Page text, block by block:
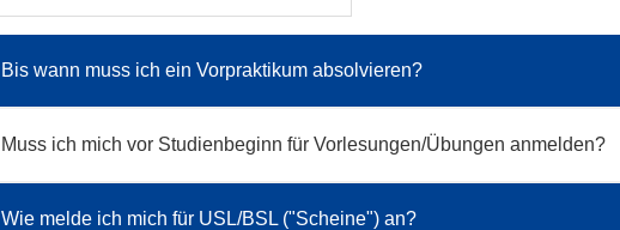
Bis wann muss ich ein Vorpraktikum absolvieren?
Muss ich mich vor Studienbeginn für Vorlesungen/Übungen anmelden?
Wie melde ich mich für USL/BSL ("Scheine") an?